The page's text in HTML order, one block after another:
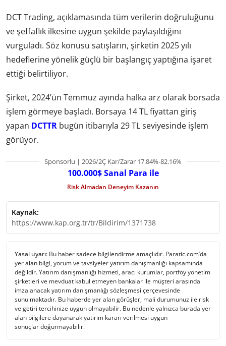
DCT Trading, açıklamasında tüm verilerin doğruluğunu
ve şeffaflık ilkesine uygun şekilde paylaşıldığını
vurguladı. Söz konusu satışların, şirketin 2025 yılı
hedeflerine yönelik güçlü bir başlangıç yaptığına işaret
ettiği belirtiliyor.
Şirket, 2024’ün Temmuz ayında halka arz olarak borsada
işlem görmeye başladı. Borsaya 14 TL fiyattan giriş
yapan DCTTR bugün itibarıyla 29 TL seviyesinde işlem
görüyor.
Sponsorlu | 2026/2Ç Kar/Zarar 17.84%-82.16%
100.000$ Sanal Para ile
Risk Almadan Deneyim Kazanın
Kaynak:
https://www.kap.org.tr/tr/Bildirim/1371738
Yasal uyarı: Bu haber sadece bilgilendirme amaçlıdır. Paratic.com’da
yer alan bilgi, yorum ve tavsiyeler yatırım danışmanlığı kapsamında
değildir. Yatırım danışmanlığı hizmeti, aracı kurumlar, portföy yönetim
şirketleri ve mevduat kabul etmeyen bankalar ile müşteri arasında
imzalanacak yatırım danışmanlığı sözleşmesi çerçevesinde
sunulmaktadır. Bu haberde yer alan görüşler, mali durumunuz ile risk
ve getiri tercihinize uygun olmayabilir. Bu nedenle yalnızca burada yer
alan bilgilere dayanarak yatırım kararı verilmesi uygun
sonuçlar doğurmayabilir.